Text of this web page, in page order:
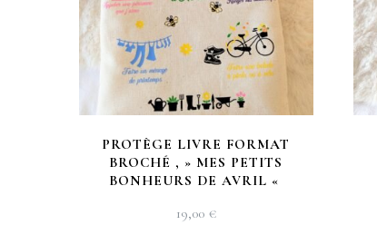
PROTÈGE LIVRE FORMAT
BROCHÉ , » MES PETITS
BONHEURS DE AVRIL «
19,00 €